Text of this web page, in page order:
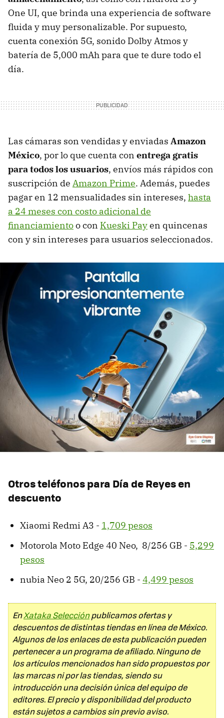
One UI, que brinda una experiencia de software
fluida y muy personalizable. Por supuesto,
cuenta conexión 5G, sonido Dolby Atmos y
batería de 5,000 mAh para que te dure todo el
día.
Las cámaras son vendidas y enviadas Amazon
México, por lo que cuenta con entrega gratis
para todos los usuarios, envíos más rápidos con
suscripción de Amazon Prime. Además, puedes
pagar en 12 mensualidades sin intereses, hasta
a 24 meses con costo adicional de
financiamientoo con Kueski Payen quincenas
con y sin intereses para usuarios seleccionados.
Otros teléfonos para Día de Reyes en
descuento
Xiaomi Redmi A3 - 1,709 pesos
Motorola Moto Edge 40 Neo, 8/256 GB - 5,299
pesos
nubia Neo 2 5G, 20/256 GB - 4,499 pesos
EnXataka Selecciónpublicamos ofertas y
descuentos de distintas tiendas en línea de México.
Algunos de los enlaces de esta publicación pueden
pertenecer a un programa de afiliado. Ninguno de
los artículos mencionados han sido propuestos por
las marcas ni por las tiendas, siendo su
introducción una decisión única del equipo de
editores. El precio y disponibilidad del producto
están sujetos a cambios sin previo aviso.